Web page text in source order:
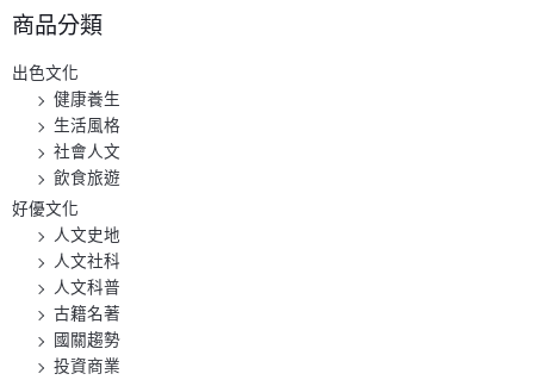
商品分類
出色文化
健康養生
生活風格
社會人文
飲食旅遊
好優文化
人文史地
人文社科
人文科普
古籍名著
國關趨勢
投資商業